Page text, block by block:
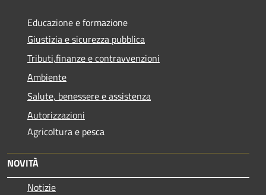
Educazione e formazione
Giustizia e sicurezza pubblica
Tributi,finanze e contravvenzioni
Ambiente
Salute, benessere e assistenza
Autorizzazioni
Agricoltura e pesca
NOVITÀ
Notizie